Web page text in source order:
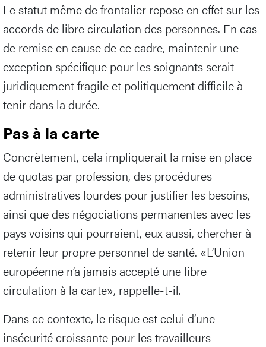
Le statut même de frontalier repose en effet sur les
accords de libre circulation des personnes. En cas
de remise en cause de ce cadre, maintenir une
exception spécifique pour les soignants serait
juridiquement fragile et politiquement difficile à
tenir dans la durée.
Pas à la carte
Concrètement, cela impliquerait la mise en place
de quotas par profession, des procédures
administratives lourdes pour justifier les besoins,
ainsi que des négociations permanentes avec les
pays voisins qui pourraient, eux aussi, chercher à
retenir leur propre personnel de santé. «L’Union
européenne n’a jamais accepté une libre
circulation à la carte», rappelle-t-il.
Dans ce contexte, le risque est celui d’une
insécurité croissante pour les travailleurs